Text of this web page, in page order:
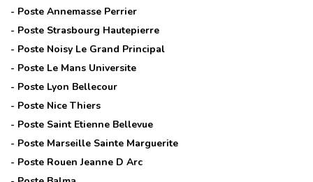
- Poste Annemasse Perrier
- Poste Strasbourg Hautepierre
- Poste Noisy Le Grand Principal
- Poste Le Mans Universite
- Poste Lyon Bellecour
- Poste Nice Thiers
- Poste Saint Etienne Bellevue
- Poste Marseille Sainte Marguerite
- Poste Rouen Jeanne D Arc